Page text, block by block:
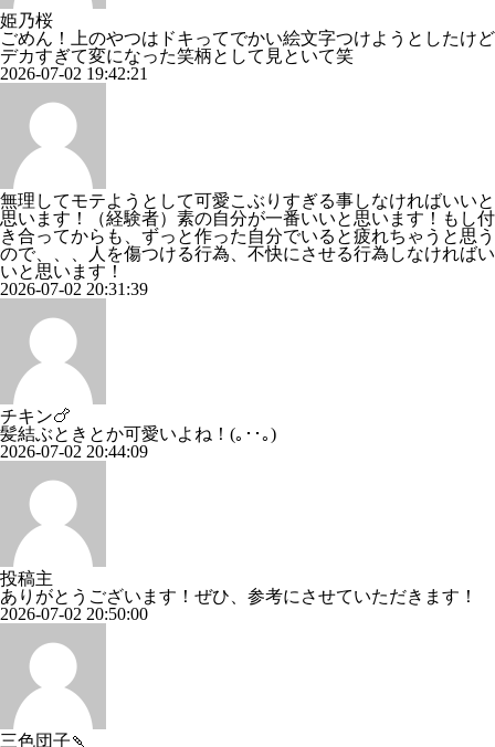
姫乃桜
ごめん！上のやつはドキってでかい絵文字つけようとしたけど
デカすぎて変になった笑柄として見といて笑
2026-07-02 19:42:21
無理してモテようとして可愛こぶりすぎる事しなければいいと
思います！（経験者）素の自分が一番いいと思います！もし付
き合ってからも、ずっと作った自分でいると疲れちゃうと思う
ので、、、人を傷つける行為、不快にさせる行為しなければい
いと思います！
2026-07-02 20:31:39
チキン🍗
髪結ぶときとか可愛いよね！(｡･･｡)
2026-07-02 20:44:09
投稿主
ありがとうございます！ぜひ、参考にさせていただきます！
2026-07-02 20:50:00
三色団子🍡